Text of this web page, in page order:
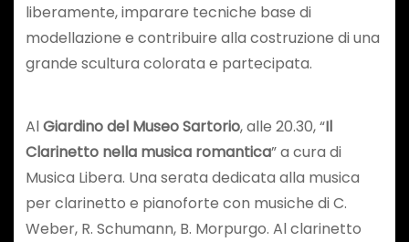
liberamente, imparare tecniche base di
modellazione e contribuire alla costruzione di una
grande scultura colorata e partecipata.
AlGiardino del Museo Sartorio, alle 20.30, “Il
Clarinetto nella musica romantica” a cura di
Musica Libera. Una serata dedicata alla musica
per clarinetto e pianoforte con musiche di C.
Weber, R. Schumann, B. Morpurgo. Al clarinetto